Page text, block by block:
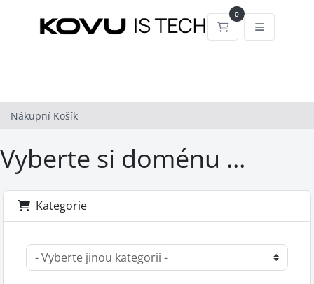
0
Nákupní Košík
Nákupní Košík
Vyberte si doménu ...
Kategorie